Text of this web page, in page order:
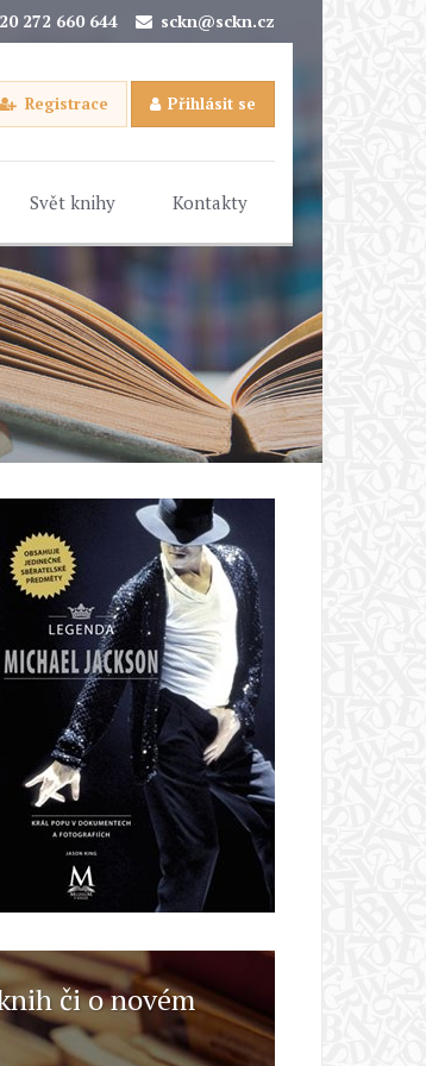
272 660 644 sckn@sckn.cz
Registrace Přihlásit se
Svět knihy Kontakty
či o novém